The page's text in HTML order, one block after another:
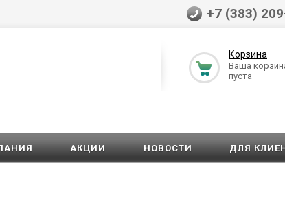
+7 (383)
Корзина
Ваша
пуста
АКЦИИ НОВОСТИ ДЛЯ